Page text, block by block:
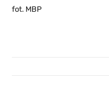
fot. MBP